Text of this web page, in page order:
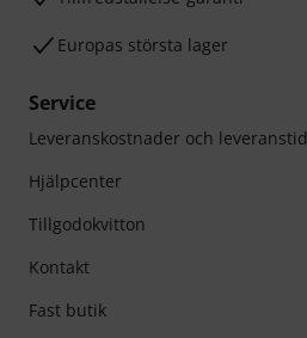
Europas största lager
Service
Leveranskostnader och leveranstid
Hjälpcenter
Tillgodokvitton
Kontakt
Fast butik